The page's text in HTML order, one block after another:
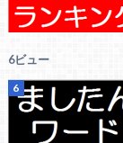
6ビュー